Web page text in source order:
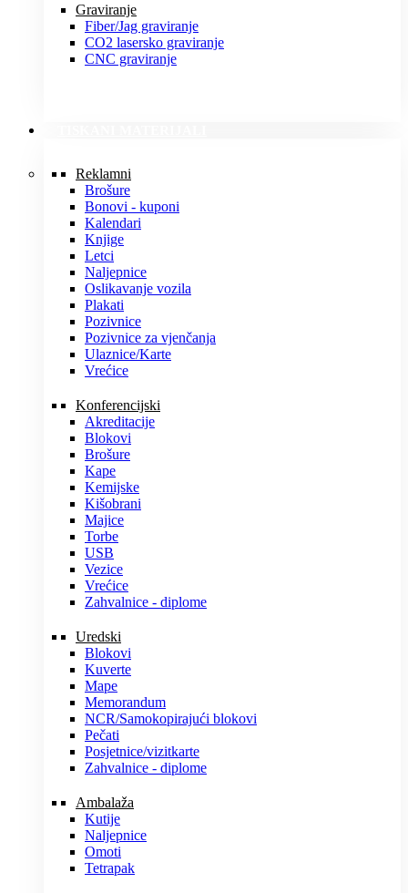
Graviranje
Fiber/Jag graviranje
CO2 lasersko graviranje
CNC graviranje
Reklamni
Brošure
Bonovi - kuponi
Kalendari
Knjige
Letci
Naljepnice
Oslikavanje vozila
Plakati
Pozivnice
Pozivnice za vjenčanja
Ulaznice/Karte
Vrećice
Konferencijski
Akreditacije
Blokovi
Brošure
Kape
Kemijske
Kišobrani
Majice
Torbe
USB
Vezice
Vrećice
Zahvalnice - diplome
Uredski
Blokovi
Kuverte
Mape
Memorandum
NCR/Samokopirajući blokovi
Pečati
Posjetnice/vizitkarte
Zahvalnice - diplome
Ambalaža
Kutije
Naljepnice
Omoti
Tetrapak